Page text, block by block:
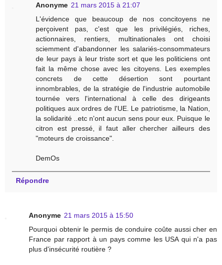
Anonyme 21 mars 2015 à 21:07
L'évidence que beaucoup de nos concitoyens ne
perçoivent pas, c'est que les privilégiés, riches,
actionnaires, rentiers, multinationales ont choisi
sciemment d'abandonner les salariés-consommateurs
de leur pays à leur triste sort et que les politiciens ont
fait la même chose avec les citoyens. Les exemples
concrets de cette désertion sont pourtant
innombrables, de la stratégie de l'industrie automobile
tournée vers l'international à celle des dirigeants
politiques aux ordres de l'UE. Le patriotisme, la Nation,
la solidarité ..etc n'ont aucun sens pour eux. Puisque le
citron est pressé, il faut aller chercher ailleurs des
"moteurs de croissance".
DemOs
Répondre
Anonyme 21 mars 2015 à 15:50
Pourquoi obtenir le permis de conduire coûte aussi cher en
France par rapport à un pays comme les USA qui n'a pas
plus d'insécurité routière ?